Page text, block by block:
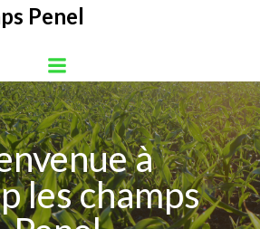
Aller
Penel
à
les champs